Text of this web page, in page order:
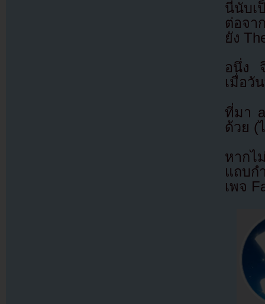
นี่นับเ
ต่อจา
ยัง
อนึ่ง
เมื่อวั
ที่มา
ด้วย (
หากไ
แถบก
เพจ